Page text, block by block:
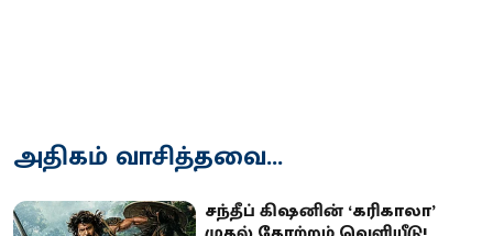
அதிகம் வாசித்தவை...
சந்தீப் கிஷனின் ‘கரிகாலா’